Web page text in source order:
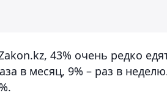
43% очень редко
в месяц, 9% – раз в